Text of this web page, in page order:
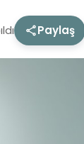
Paylaş